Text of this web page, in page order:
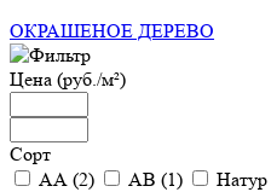
ОКРАШЕНОЕ ДЕРЕВО
Цена (руб./м²)
Сорт
АА (2) АВ (1) Натур